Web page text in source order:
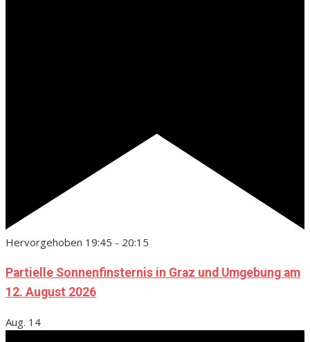
Hervorgehoben 19:45 - 20:15
Partielle Sonnenfinsternis in Graz und Umgebung am
12. August 2026
Aug. 14